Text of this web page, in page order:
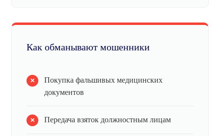
Как обманывают мошенники
Покупка фальшивых медицинских
документов
Передача взяток должностным лицам